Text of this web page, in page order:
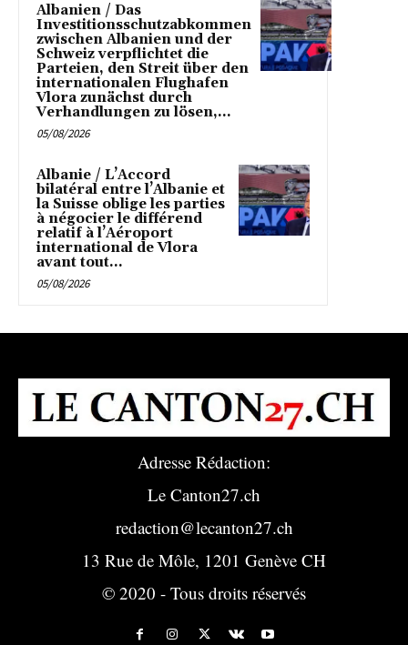
Albanien / Das
Investitionsschutzabkommen
zwischen Albanien und der
Schweiz verpflichtet die
Parteien, den Streit über den
internationalen Flughafen
Vlora zunächst durch
Verhandlungen zu lösen,...
05/08/2026
Albanie / L’Accord
bilatéral entre l’Albanie et
la Suisse oblige les parties
à négocier le différend
relatif à l’Aéroport
international de Vlora
avant tout...
05/08/2026
Adresse Rédaction:
Le Canton27.ch
redaction@lecanton27.ch
13 Rue de Môle, 1201 Genève CH
© 2020 - Tous droits réservés